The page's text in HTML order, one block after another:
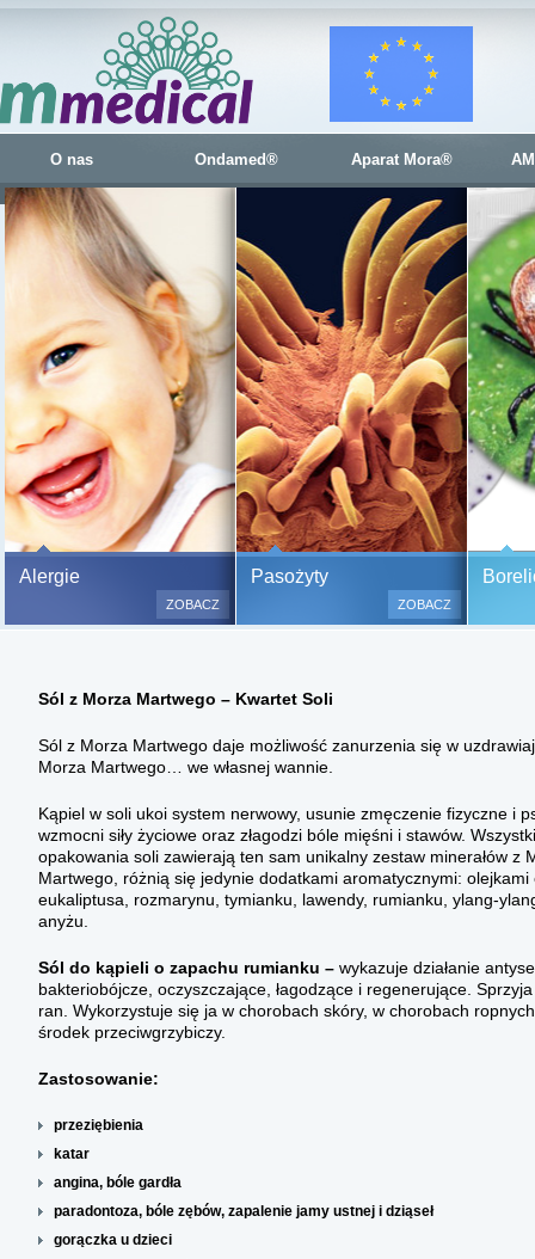
O nas Ondamed® Aparat Mora®
Alergie
Bezbolesne testy alergiczne
500 alergenów oraz zabiegi
odczulające.
bardzo ważne w przypadku
ZOBACZ
Pasożyty
ZOBACZ
Sól z Morza Martwego – Kwartet Soli
Sól z Morza Martwego daje możliwość zanurzenia się w
Morza Martwego… we własnej wannie.
Kąpiel w soli ukoi system nerwowy, usunie zmęczenie fizyczne i
wzmocni siły życiowe oraz złagodzi bóle mięśni i stawów.
opakowania soli zawierają ten sam unikalny zestaw minerałów z
Martwego, różnią się jedynie dodatkami aromatycznymi: olejkami
eukaliptusa, rozmarynu, tymianku, lawendy, rumianku, ylang-
anyżu.
Sól do kąpieli o zapachu rumianku – wykazuje działanie
bakteriobójcze, oczyszczające, łagodzące i regenerujące.
ran. Wykorzystuje się ja w chorobach skóry, w chorobach
środek przeciwgrzybiczy.
Zastosowanie:
przeziębienia
katar
angina, bóle gardła
paradontoza, bóle zębów, zapalenie jamy ustnej i dziąseł
gorączka u dzieci